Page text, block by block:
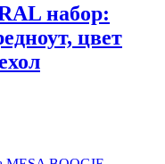
набор:
цвет